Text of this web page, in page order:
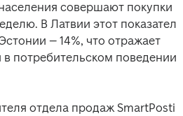
совершают покупки
В Латвии этот показатель
– 14%, что отражает
потребительском поведении
отдела продаж SmartPosti